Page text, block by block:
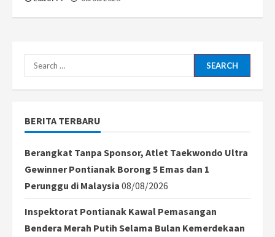
Search
for:
BERITA TERBARU
Berangkat Tanpa Sponsor, Atlet Taekwondo Ultra
Gewinner Pontianak Borong 5 Emas dan 1
Perunggu di Malaysia 08/08/2026
Inspektorat Pontianak Kawal Pemasangan
Bendera Merah Putih Selama Bulan Kemerdekaan